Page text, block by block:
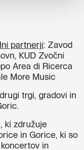
partnerji: Zavod
KUD Zvočni
Area di Ricerca
More Music
trgi, gradovi in
ki združuje
in Gorice, ki so
in